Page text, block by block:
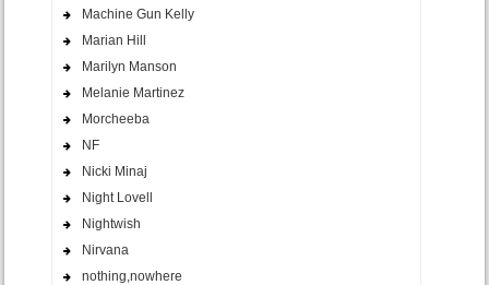
Machine Gun Kelly
Marian Hill
Marilyn Manson
Melanie Martinez
Morcheeba
NF
Nicki Minaj
Night Lovell
Nightwish
Nirvana
nothing,nowhere